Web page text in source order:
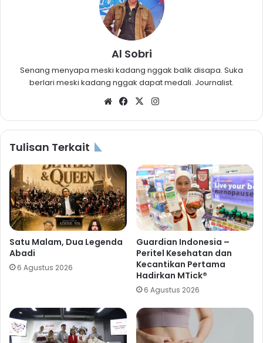
Al Sobri
Senang menyapa meski kadang nggak balik disapa. Suka
berlari meski kadang nggak dapat medali. Journalist.
WebsiteFacebook
X
Tulisan Terkait
Satu Malam, Dua Legenda
Abadi
6 Agustus 2026
Guardian Indonesia –
Peritel Kesehatan dan
Kecantikan Pertama
Hadirkan MTick®
6 Agustus 2026